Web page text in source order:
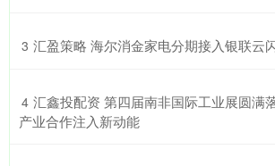
3 汇盈策略 海尔消金家电分期接入银联云
4 汇鑫投配资 第四届南非国际工业展圆满
产业合作注入新动能